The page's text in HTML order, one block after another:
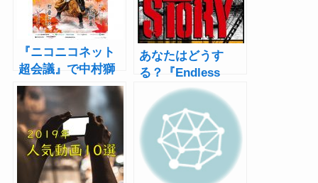
『ニコニコネット
超会議』で中村獅
童×初音ミクの「超
歌舞伎」全編を無
料公開！新演出“超
越の術”の実現目指
す
あなたはどうす
る？『Endless
SHOCK』『アナス
タシア』注目作多
数の“2020年ミュー
ジカル問題”【前
編】